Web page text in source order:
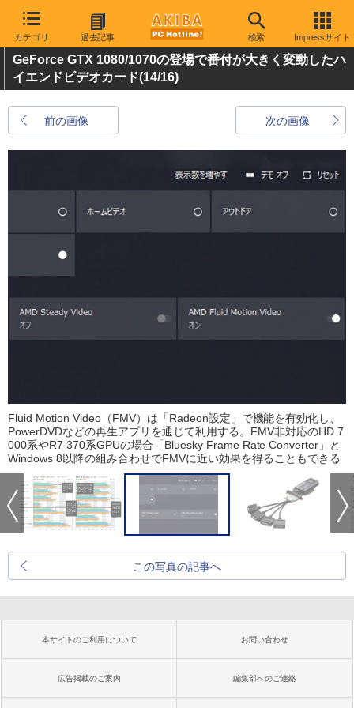
カテゴリ 過去記事 検索 Impressサイト
GeForce GTX 1080/1070の登場で番付が大きく変動したハ
イエンドビデオカード(14/16)
前の画像 次の画像
Fluid Motion Video（FMV）は「Radeon設定」で機能を有効化し、
PowerDVDなどの再生アプリを通じて利用する。FMV非対応のHD 7
000系やR7 370系GPUの場合「Bluesky Frame Rate Converter」と
Windows 8以降の組み合わせでFMVに近い効果を得ることもできる
この写真の記事へ
本サイトのご利用について お問い合わせ
広告掲載のご案内 編集部へのご連絡